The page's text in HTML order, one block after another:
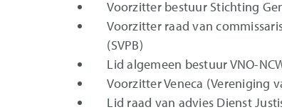
Voorzitter bestuur Stichting
Voorzitter raad van
(SVPB)
Lid algemeen bestuur VNO-
Voorzitter Veneca (Vereniging
Lid raad van advies Dienst